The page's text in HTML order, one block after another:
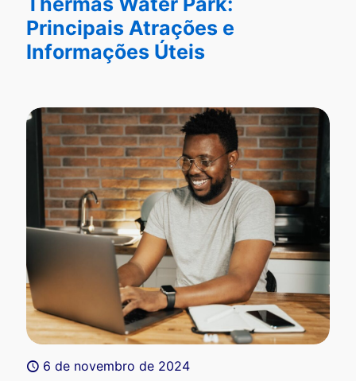
Principais Atrações e
Informações Úteis
6 de novembro de 2024